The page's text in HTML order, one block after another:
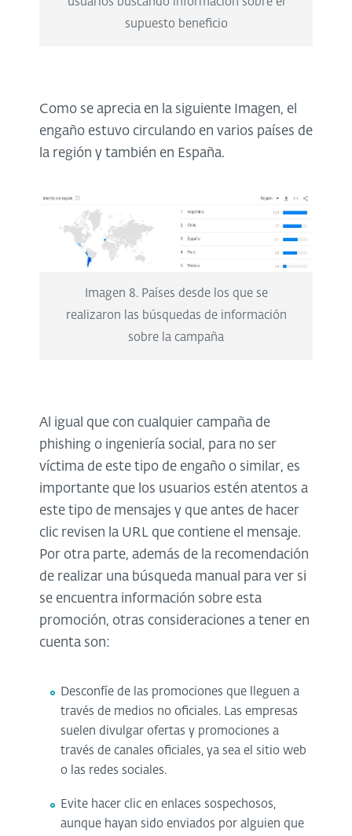
supuesto beneficio
Como se aprecia en la siguiente Imagen, el
engaño estuvo circulando en varios países de
la región y también en España.
Imagen 8. Países desde los que se
realizaron las búsquedas de información
sobre la campaña
Al igual que con cualquier campaña de
phishing o ingeniería social, para no ser
víctima de este tipo de engaño o similar, es
importante que los usuarios estén atentos a
este tipo de mensajes y que antes de hacer
clic revisen la URL que contiene el mensaje.
Por otra parte, además de la recomendación
de realizar una búsqueda manual para ver si
se encuentra información sobre esta
promoción, otras consideraciones a tener en
cuenta son:
Desconfíe de las promociones que lleguen a
través de medios no oficiales. Las empresas
suelen divulgar ofertas y promociones a
través de canales oficiales, ya sea el sitio web
o las redes sociales.
Evite hacer clic en enlaces sospechosos,
aunque hayan sido enviados por alguien que